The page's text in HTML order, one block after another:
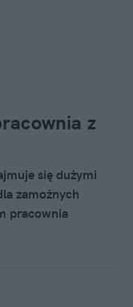
z
się dużymi
zamożnych
pracownia